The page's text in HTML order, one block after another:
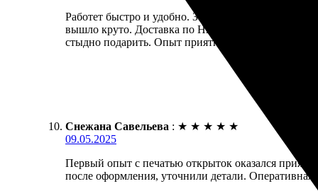
Работет быстро и удобно. Заказал открытки на
вышло круто. Доставка по Нижнему Тагилу
стыдно подарить. Опыт приятный, рекомендую.
Снежана Савельева : ★ ★ ★ ★ ★
09.05.2025
Первый опыт с печатью открыток оказался
после оформления, уточнили детали. Оперативная